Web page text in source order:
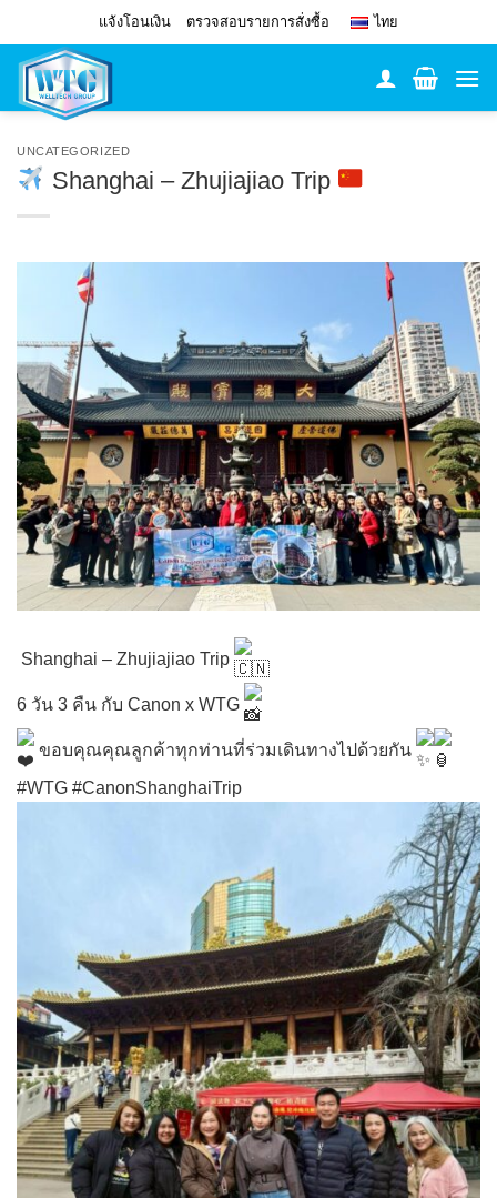
to
content
แจ้งโอนเงิน ตรวจสอบรายการสั่งซื้อ ไทย
UNCATEGORIZED
Shanghai – Zhujiajiao Trip
Shanghai – Zhujiajiao Trip
6 วัน 3 คืน กับ Canon x WTG
ขอบคุณคุณลูกค้าทุกท่านที่ร่วมเดินทางไปด้วยกัน
#WTG #CanonShanghaiTrip